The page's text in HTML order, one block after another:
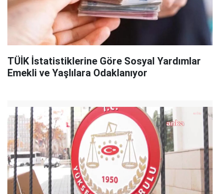
TÜİK İstatistiklerine Göre Sosyal Yardımlar
Emekli ve Yaşlılara Odaklanıyor